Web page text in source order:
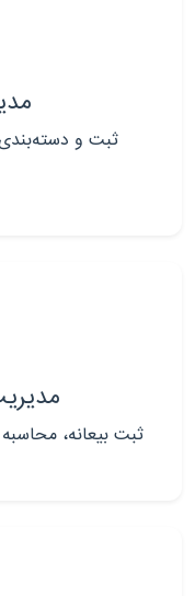
ثبت و
ثبت بیعانه،